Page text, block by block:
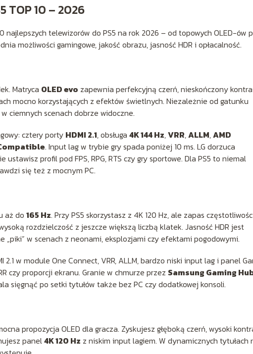
TOP 10 – 2026
najlepszych telewizorów do PS5 na rok 2026 – od topowych OLED-ów
możliwości gamingowe, jakość obrazu, jasność HDR i opłacalność.
Matryca OLED evo zapewnia perfekcyjną czerń, nieskończony
mocno korzystających z efektów świetlnych. Niezależnie od gatunku
ciemnych scenach dobrze widoczne.
cztery porty HDMI 2.1, obsługa 4K 144 Hz,VRR,ALLM,AMD
. Input lag w trybie gry spada poniżej 10 ms. LG dorzuca
profil pod FPS, RPG, RTS czy gry sportowe. Dla PS5 to niemal
się też z mocnym PC.
aż do 165 Hz. Przy PS5 skorzystasz z 4K 120 Hz, ale zapas
rozdzielczość z jeszcze większą liczbą klatek. Jasność HDR jest
„piki” w scenach z neonami, eksplozjami czy efektami pogodowymi.
w module One Connect, VRR, ALLM, bardzo niski input lag i panel
czy proporcji ekranu. Granie w chmurze przez Samsung Gaming
sięgnąć po setki tytułów także bez PC czy dodatkowej konsoli.
propozycja OLED dla gracza. Zyskujesz głęboką czerń, wysoki
panel4K 120 Hz z niskim input lagiem. W dynamicznych tytułach